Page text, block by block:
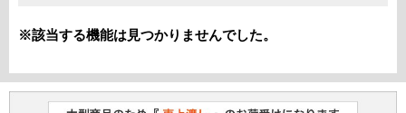
※該当する機能は見つかりませんでした。